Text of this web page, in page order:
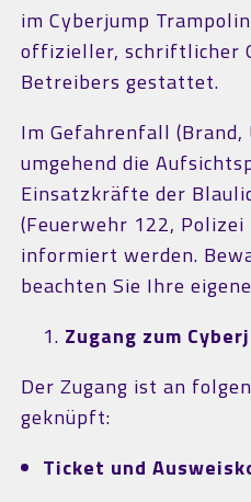
im Cyberjump
offizieller, schriftlicher
Betreibers gestattet.
Im Gefahrenfall (Brand,
umgehend die
Einsatzkräfte der
(Feuerwehr 122,
informiert werden.
beachten Sie Ihre
Zugang zum
Der Zugang ist an
geknüpft:
Ticket und